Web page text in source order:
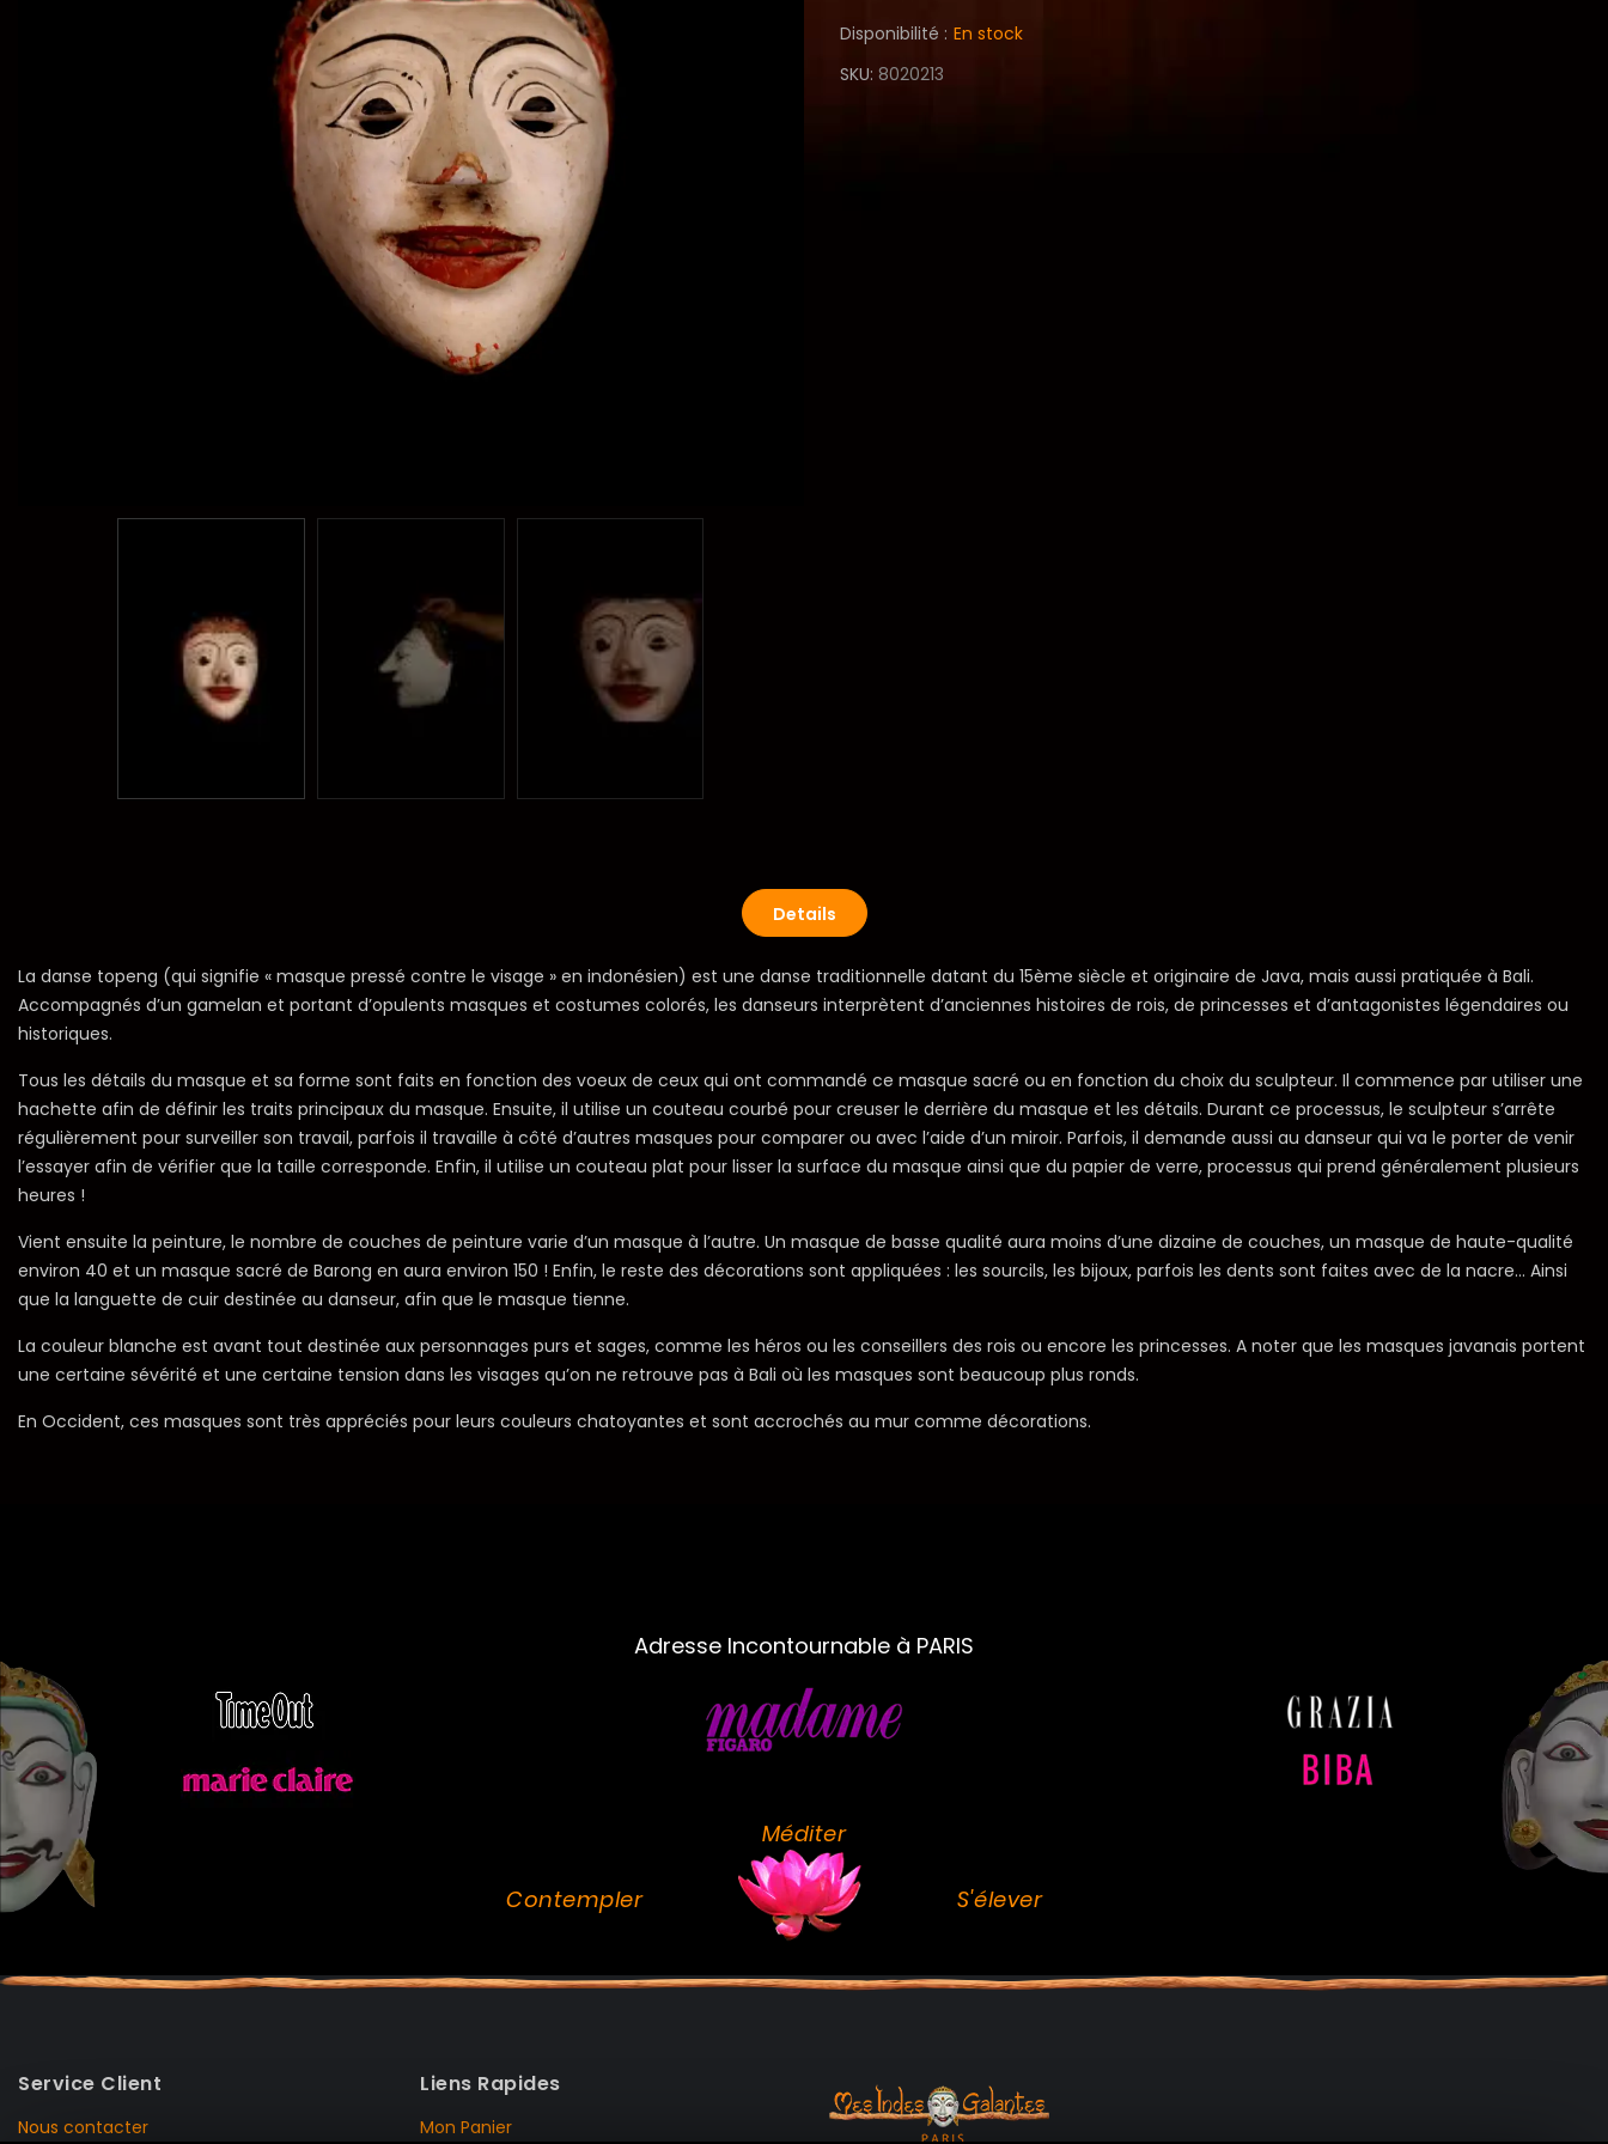
Disponibilité : En stock
SKU 8020213
Details
La danse topeng (qui signifie « masque pressé contre le visage » en indonésien) est une danse traditionnelle datant du 15ème siècle et originaire de Java, mais aussi pratiquée à Bali.
Accompagnés d’un gamelan et portant d’opulents masques et costumes colorés, les danseurs interprètent d’anciennes histoires de rois, de princesses et d’antagonistes légendaires ou
historiques.
Tous les détails du masque et sa forme sont faits en fonction des voeux de ceux qui ont commandé ce masque sacré ou en fonction du choix du sculpteur. Il commence par utiliser une
hachette afin de définir les traits principaux du masque. Ensuite, il utilise un couteau courbé pour creuser le derrière du masque et les détails. Durant ce processus, le sculpteur s’arrête
régulièrement pour surveiller son travail, parfois il travaille à côté d’autres masques pour comparer ou avec l’aide d’un miroir. Parfois, il demande aussi au danseur qui va le porter de venir
l’essayer afin de vérifier que la taille corresponde. Enfin, il utilise un couteau plat pour lisser la surface du masque ainsi que du papier de verre, processus qui prend généralement plusieurs
heures !
Vient ensuite la peinture, le nombre de couches de peinture varie d’un masque à l’autre. Un masque de basse qualité aura moins d’une dizaine de couches, un masque de haute-qualité
environ 40 et un masque sacré de Barong en aura environ 150 ! Enfin, le reste des décorations sont appliquées : les sourcils, les bijoux, parfois les dents sont faites avec de la nacre… Ainsi
que la languette de cuir destinée au danseur, afin que le masque tienne.
La couleur blanche est avant tout destinée aux personnages purs et sages, comme les héros ou les conseillers des rois ou encore les princesses. A noter que les masques javanais portent
une certaine sévérité et une certaine tension dans les visages qu’on ne retrouve pas à Bali où les masques sont beaucoup plus ronds.
En Occident, ces masques sont très appréciés pour leurs couleurs chatoyantes et sont accrochés au mur comme décorations.
Adresse Incontournable à PARIS
Méditer
Contempler S'élever
Service Client
Nous contacter
Liens Rapides
Mon Panier